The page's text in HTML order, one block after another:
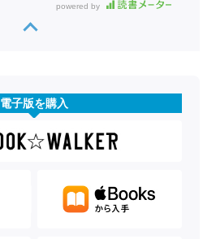
powered by
電子版を購入